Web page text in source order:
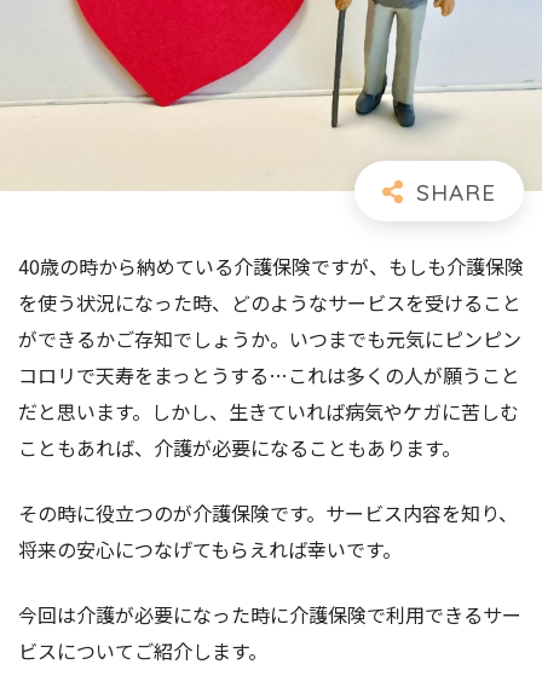
40歳の時から納めている介護保険ですが、もしも介護保険
を使う状況になった時、どのようなサービスを受けること
ができるかご存知でしょうか。いつまでも元気にピンピン
コロリで天寿をまっとうする…これは多くの人が願うこと
だと思います。しかし、生きていれば病気やケガに苦しむ
こともあれば、介護が必要になることもあります。
その時に役立つのが介護保険です。サービス内容を知り、
将来の安心につなげてもらえれば幸いです。
今回は介護が必要になった時に介護保険で利用できるサー
ビスについてご紹介します。